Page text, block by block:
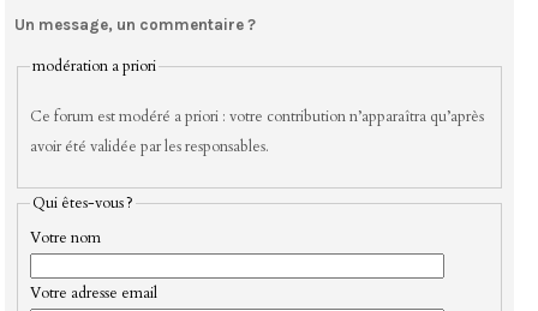
Un message, un commentaire ?
modération a priori
Ce forum est modéré a priori : votre contribution n’apparaîtra qu’après
avoir été validée par les responsables.
Qui êtes-vous ?
Votre nom
Votre adresse email